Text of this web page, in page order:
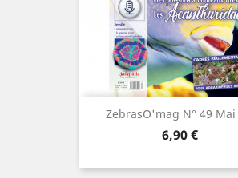
ZebrasO'mag N° 49
Prix
6,90 €